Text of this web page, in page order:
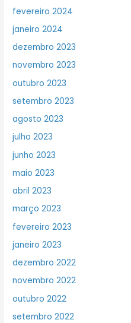
fevereiro 2024
janeiro 2024
dezembro 2023
novembro 2023
outubro 2023
setembro 2023
agosto 2023
julho 2023
junho 2023
maio 2023
abril 2023
março 2023
fevereiro 2023
janeiro 2023
dezembro 2022
novembro 2022
outubro 2022
setembro 2022